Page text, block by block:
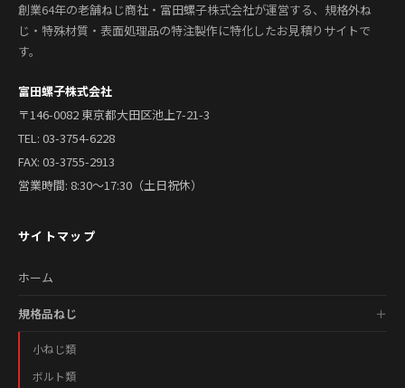
創業64年の老舗ねじ商社・富田螺子株式会社が運営する、規格外ね
じ・特殊材質・表面処理品の特注製作に特化したお見積りサイトで
す。
富田螺子株式会社
〒146-0082 東京都大田区池上7-21-3
TEL: 03-3754-6228
FAX: 03-3755-2913
営業時間: 8:30〜17:30（土日祝休）
サイトマップ
ホーム
規格品ねじ
小ねじ類
ボルト類